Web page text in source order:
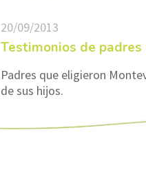
20/09/2013
Testimonios de
Padres que eligieron
de sus hijos.